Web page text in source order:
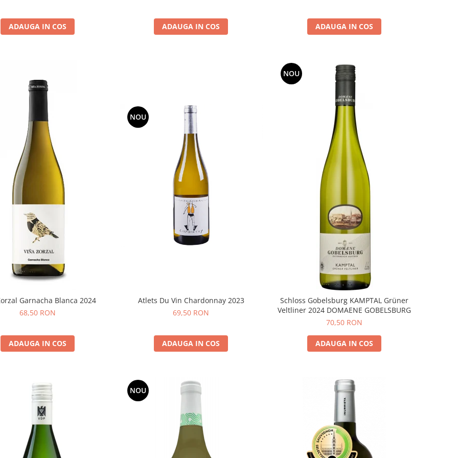
ADAUGA IN COS ADAUGA IN COS ADAUGA IN COS
Garnacha Blanca 2024
68,50 RON
ADAUGA IN COS
NOU
Atlets Du Vin Chardonnay 2023
69,50 RON
ADAUGA IN COS
NOU
Schloss Gobelsburg KAMPTAL Grüner
Veltliner 2024 DOMAENE GOBELSBURG
70,50 RON
ADAUGA IN COS
NOU